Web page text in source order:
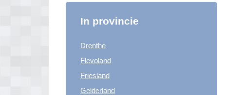
In provincie
Drenthe
Flevoland
Friesland
Gelderland